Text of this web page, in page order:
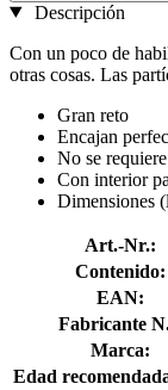
Descripción
Con un poco de
otras cosas. Las
Gran reto
Encajan
No se
Con interior
Dimensiones
Art.-Nr.:
Contenido:
EAN:
Fabricante
Marca:
Edad